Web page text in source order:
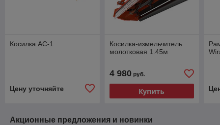
Косилка АС-1
Цену уточняйте
Косилка-измельчитель
молотковая 1.45м
4 980руб.
Купить
Акционные предложения и новинки